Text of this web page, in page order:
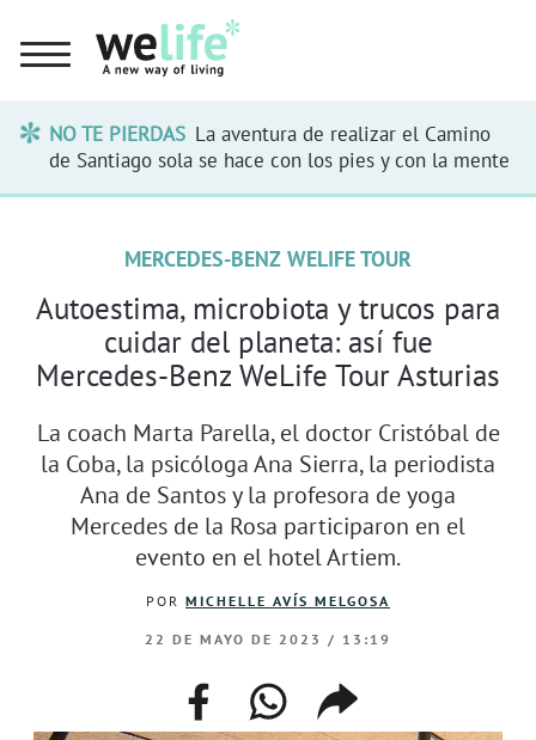
NO TE PIERDAS La aventura de realizar el Camino
de Santiago sola se hace con los pies y con la mente
MERCEDES-BENZ WELIFE TOUR
Autoestima, microbiota y trucos para
cuidar del planeta: así fue
Mercedes-Benz WeLife Tour Asturias
La coach Marta Parella, el doctor Cristóbal de
la Coba, la psicóloga Ana Sierra, la periodista
Ana de Santos y la profesora de yoga
Mercedes de la Rosa participaron en el
evento en el hotel Artiem.
POR MICHELLE AVÍS MELGOSA
22 DE MAYO DE 2023 / 13:19
facebookwhatsappcompartir
enlace